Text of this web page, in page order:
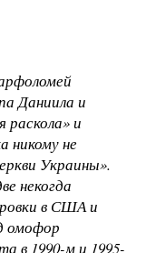
Даниила и
раскола» и
никому не
Украины».
некогда
в США и
омофор
в 1990-м и 1995-